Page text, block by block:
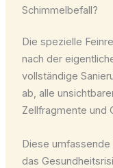
Schimmelbefall?
Die spezielle
nach der
vollständige
ab, alle
Zellfragmente und
Diese umfassende
das